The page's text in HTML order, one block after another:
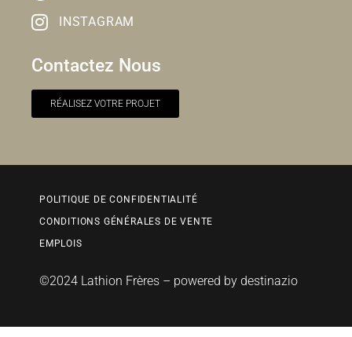
INSTAGRAM
Contactez Nous
RÉALISEZ VOTRE PROJET
POLITIQUE DE CONFIDENTIALITÉ
CONDITIONS GÉNÉRALES DE VENTE
EMPLOIS
©2024 Lathion Frères – powered by destinazio